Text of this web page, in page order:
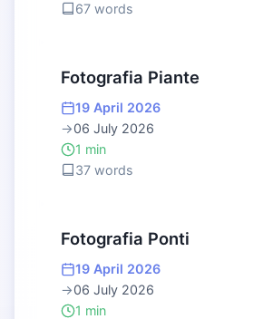
67 words
Fotografia Piante
19 April 2026
→06 July 2026
1 min
37 words
Fotografia Ponti
19 April 2026
→06 July 2026
1 min